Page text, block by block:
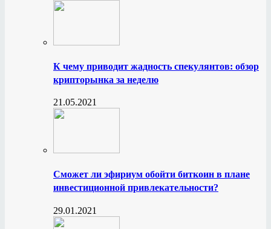
К чему приводит жадность спекулянтов: обзор
крипторынка за неделю
21.05.2021
Сможет ли эфириум обойти биткоин в плане
инвестиционной привлекательности?
29.01.2021